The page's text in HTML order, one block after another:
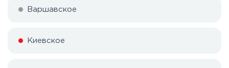
Варшавское
Киевское